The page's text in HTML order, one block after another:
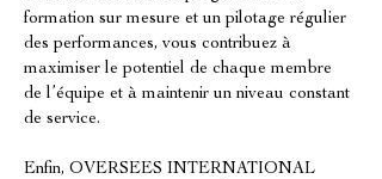
formation sur mesure et un pilotage régulier
des performances, vous contribuez à
maximiser le potentiel de chaque membre
de l’équipe et à maintenir un niveau constant
de service.
Enfin, OVERSEES INTERNATIONAL